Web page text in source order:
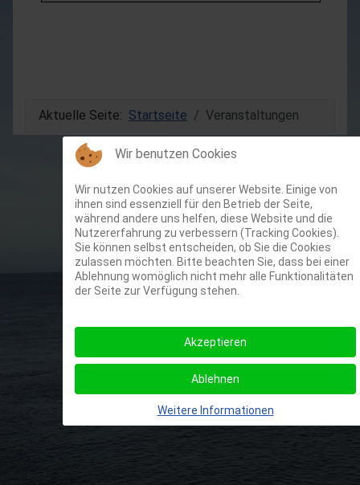
Aktuelle Seite: Startseite Veranstaltungen
Wir benutzen Cookies
Wir nutzen Cookies auf unserer Website. Einige von
ihnen sind essenziell für den Betrieb der Seite,
während andere uns helfen, diese Website und die
Nutzererfahrung zu verbessern (Tracking Cookies).
Sie können selbst entscheiden, ob Sie die Cookies
zulassen möchten. Bitte beachten Sie, dass bei einer
Ablehnung womöglich nicht mehr alle Funktionalitäten
der Seite zur Verfügung stehen.
Akzeptieren
Ablehnen
Weitere Informationen